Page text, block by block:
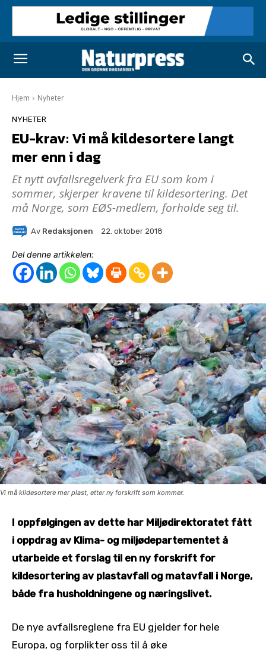
Hjem Nyheter
NYHETER
EU-krav: Vi må kildesortere langt
mer enn i dag
Et nytt avfallsregelverk fra EU som kom i
sommer, skjerper kravene til kildesortering. Det
må Norge, som EØS-medlem, forholde seg til.
Av Redaksjonen 22. oktober 2018
Del denne artikkelen:
Vi må kildesortere mer plast, etter ny forskrift som kommer.
I oppfølgingen av dette har Miljødirektoratet fått
i oppdrag av Klima- og miljødepartementet å
utarbeide et forslag til en ny forskrift for
kildesortering av plastavfall og matavfall i Norge,
både fra husholdningene og næringslivet.
De nye avfallsreglene fra EU gjelder for hele
Europa, og forplikter oss til å øke